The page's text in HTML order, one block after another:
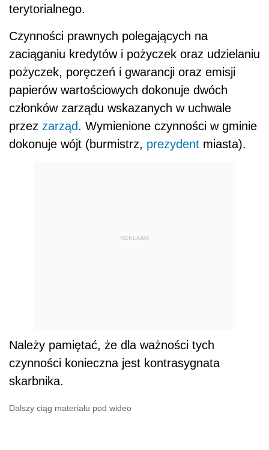
terytorialnego.
Czynności prawnych polegających na
zaciąganiu kredytów i pożyczek oraz udzielaniu
pożyczek, poręczeń i gwarancji oraz emisji
papierów wartościowych dokonuje dwóch
członków zarządu wskazanych w uchwale
przez zarząd. Wymienione czynności w gminie
dokonuje wójt (burmistrz, prezydent miasta).
REKLAMA
Należy pamiętać, że dla ważności tych
czynności konieczna jest kontrasygnata
skarbnika.
Dalszy ciąg materiału pod wideo